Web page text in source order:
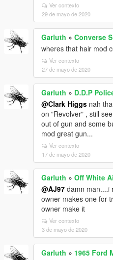
Ver contexto
29 de mayo de 2020
Garluth » Converse
wheres that hair mod
Ver contexto
27 de mayo de 2020
Garluth » D.D.P
@Clark Higgs nah
on "Revolver" , still
out of gun and some
mod great gun...
Ver contexto
17 de mayo de 2020
Garluth » Off White
@AJ97 damn man....i
owner makes one for
owner make it
Ver contexto
3 de mayo de 2020
Garluth » 1965 Ford